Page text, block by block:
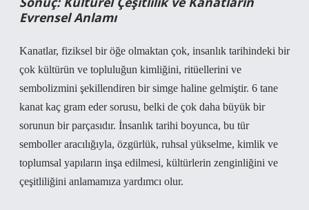
Evrensel Anlamı
Kanatlar, fiziksel bir öğe olmaktan çok, insanlık tarihindeki bir
çok kültürün ve topluluğun kimliğini, ritüellerini ve
sembolizmini şekillendiren bir simge haline gelmiştir. 6 tane
kanat kaç gram eder sorusu, belki de çok daha büyük bir
sorunun bir parçasıdır. İnsanlık tarihi boyunca, bu tür
semboller aracılığıyla, özgürlük, ruhsal yükselme, kimlik ve
toplumsal yapıların inşa edilmesi, kültürlerin zenginliğini ve
çeşitliliğini anlamamıza yardımcı olur.